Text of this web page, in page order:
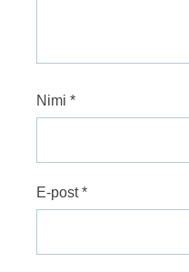
Nimi *
E-post*